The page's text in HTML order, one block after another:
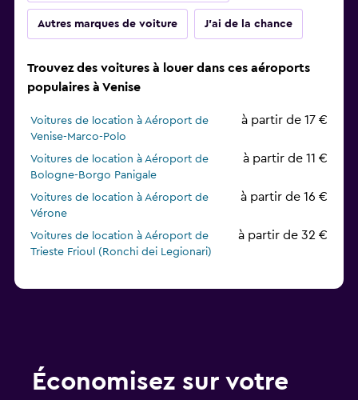
Autres marques de voiture J'ai de la chance
Trouvez des voitures à louer dans ces aéroports
populaires à Venise
Voitures de location à Aéroport de
Venise-Marco-Polo
à partir de 17 €
Voitures de location à Aéroport de
Bologne-Borgo Panigale
à partir de 11 €
Voitures de location à Aéroport de
Vérone
à partir de 16 €
Voitures de location à Aéroport de
Trieste Frioul (Ronchi dei Legionari)
à partir de 32 €
Économisez sur votre